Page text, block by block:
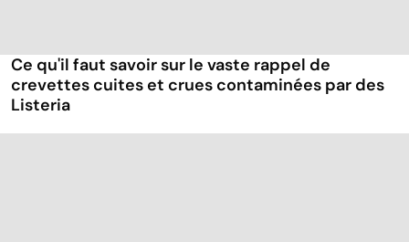
Ce qu'il faut savoir sur le vaste rappel de
crevettes cuites et crues contaminées par des
Listeria